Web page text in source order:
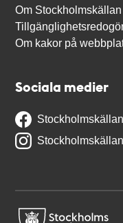
Om Stockholmskällan
Om kakor på
Sociala medier